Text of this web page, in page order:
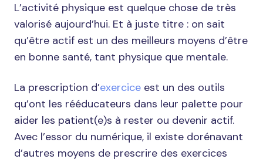
L’activité physique est quelque chose de très
valorisé aujourd’hui. Et à juste titre : on sait
qu’être actif est un des meilleurs moyens d’être
en bonne santé, tant physique que mentale.
La prescription d’exercice est un des outils
qu’ont les rééducateurs dans leur palette pour
aider les patient(e)s à rester ou devenir actif.
Avec l’essor du numérique, il existe dorénavant
d’autres moyens de prescrire des exercices